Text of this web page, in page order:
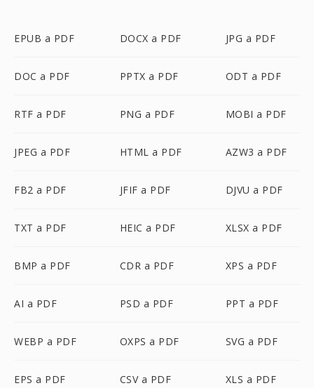
EPUB a PDF DOCX a PDF JPG a PDF
DOC a PDF PPTX a PDF ODT a PDF
RTF a PDF PNG a PDF MOBI a PDF
JPEG a PDF HTML a PDF AZW3 a PDF
FB2 a PDF JFIF a PDF DJVU a PDF
TXT a PDF HEIC a PDF XLSX a PDF
BMP a PDF CDR a PDF XPS a PDF
AI a PDF PSD a PDF PPT a PDF
WEBP a PDF OXPS a PDF SVG a PDF
EPS a PDF CSV a PDF XLS a PDF